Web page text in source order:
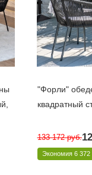
"Форли"
квадратный
Под заказ 10
Арт.: R90-SHT-
133 172руб.
Экономия 6 372